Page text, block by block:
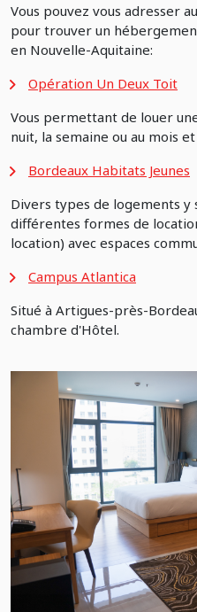
Vous pouvez vous adresser
pour trouver un
en Nouvelle-Aquitaine:
Opération Un Deux Toit
Vous permettant de louer
nuit, la semaine ou au mois
Bordeaux Habitats Jeunes
Divers types de logements y
différentes formes de
location) avec espaces
Campus Atlantica
Situé à Artigues-près-
chambre d'Hôtel.